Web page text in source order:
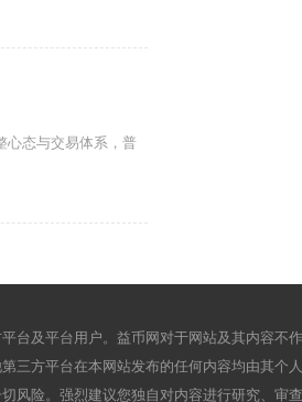
心态与交易体系，普
台及平台用户。益币网对于网站及其内容不
三方平台在本网站发布的任何内容均由其个
风险。强烈建议您独自对内容进行研究、审查